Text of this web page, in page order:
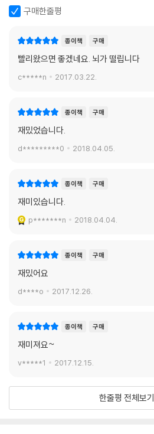
구매한줄평
종이책 구매
빨리왔으면 좋겠네요. 뇌가 떨립니다
c*****n 2017.03.22.
종이책 구매
재밌었습니다.
d*********0 2018.04.05.
종이책 구매
재미있습니다.
p*******n 2018.04.04.
종이책 구매
재밌어요
d****o 2017.12.26.
종이책 구매
재미져요~
v*****1 2017.12.15.
한줄평 전체보기